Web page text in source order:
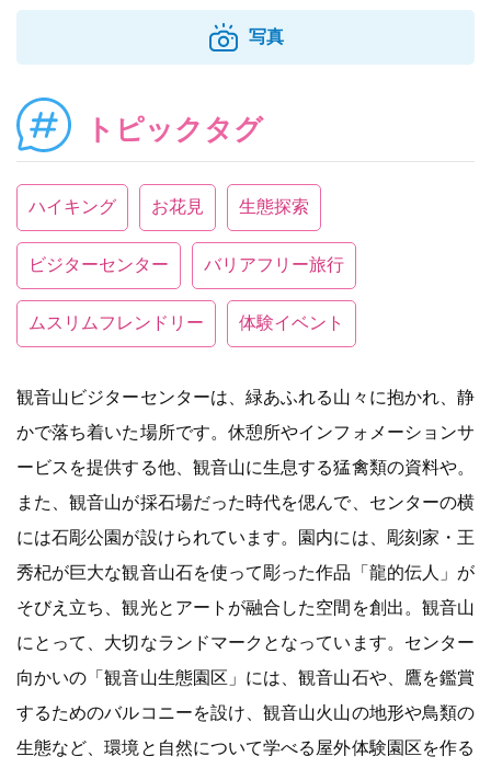
写真
トピックタグ
ハイキング お花見 生態探索
ビジターセンター バリアフリー旅行
ムスリムフレンドリー 体験イベント
観音山ビジターセンターは、緑あふれる山々に抱かれ、静
かで落ち着いた場所です。休憩所やインフォメーションサ
ービスを提供する他、観音山に生息する猛禽類の資料や。
また、観音山が採石場だった時代を偲んで、センターの横
には石彫公園が設けられています。園内には、彫刻家・王
秀杞が巨大な観音山石を使って彫った作品「龍的伝人」が
そびえ立ち、観光とアートが融合した空間を創出。観音山
にとって、大切なランドマークとなっています。センター
向かいの「観音山生態園区」には、観音山石や、鷹を鑑賞
するためのバルコニーを設け、観音山火山の地形や鳥類の
生態など、環境と自然について学べる屋外体験園区を作る